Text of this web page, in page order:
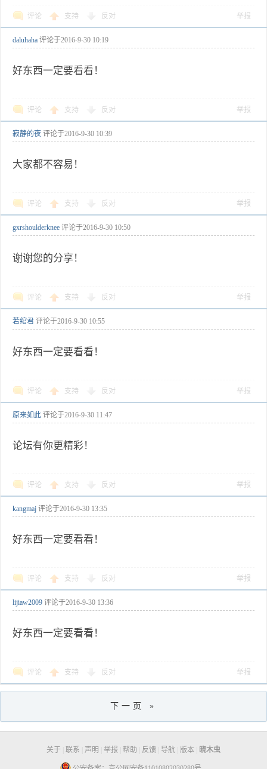
评论 支持 反对 举报
daluhaha 评论于2016-9-30 10:19
好东西一定要看看！
评论 支持 反对 举报
寂静的夜 评论于2016-9-30 10:39
大家都不容易！
评论 支持 反对 举报
gxrshoulderknee 评论于2016-9-30 10:50
谢谢您的分享！
评论 支持 反对 举报
若绾君 评论于2016-9-30 10:55
好东西一定要看看！
评论 支持 反对 举报
原来如此 评论于2016-9-30 11:47
论坛有你更精彩！
评论 支持 反对 举报
kangmaj 评论于2016-9-30 13:35
好东西一定要看看！
评论 支持 反对 举报
lijiaw2009 评论于2016-9-30 13:36
好东西一定要看看！
评论 支持 反对 举报
下一页 »
关于 联系 声明 举报 帮助 反馈 导航 版本 晓木虫